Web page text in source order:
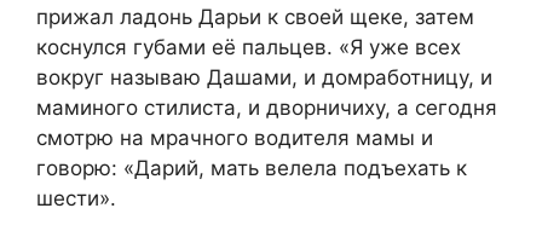
прижал ладонь Дарьи к своей щеке, затем
коснулся губами её пальцев. «Я уже всех
вокруг называю Дашами, и домработницу, и
маминого стилиста, и дворничиху, а сегодня
смотрю на мрачного водителя мамы и
говорю: «Дарий, мать велела подъехать к
шести».